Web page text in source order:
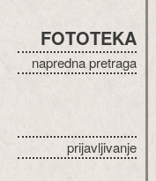
FOTOTEKA
napredna pretraga
prijavljivanje